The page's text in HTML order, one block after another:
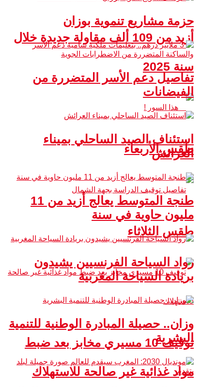
أزيد من 109 ألف مقاولة جديدة خلال
سنة 2025
طقس الأربعاء
طقس الثلاثاء
توقيف 10 مسيري مخابز بعد ضبط
مواد غذائية غير صالحة للاستهلاك
حزمة مشاريع تنموية بوزان
تفاصيل دعم الأسر المتضررة من
الفيضانات
استئناف الصيد الساحلي بميناء
العرائش
طنجة المتوسط يعالج أزيد من 11
مليون حاوية في سنة
رواد السياحة الفرنسيين يشيدون
بريادة السياحة المغربية
وزان.. حصيلة المبادرة الوطنية للتنمية
البشرية